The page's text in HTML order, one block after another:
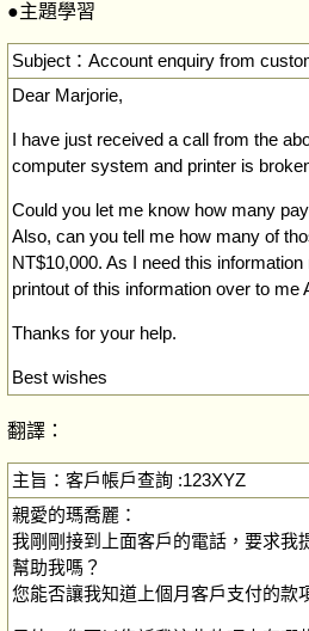
●主題學習
Subject：Account enquiry from
Dear Marjorie,
I have just received a call from the
computer system and printer is
Could you let me know how many
Also, can you tell me how many of
NT$10,000. As I need this
printout of this information over to me
Thanks for your help.
Best wishes
翻譯：
主旨：客戶帳戶查詢 :123XYZ
親愛的瑪喬麗：
我剛剛接到上面客戶的電話，要求我
幫助我嗎？
您能否讓我知道上個月客戶支付的款